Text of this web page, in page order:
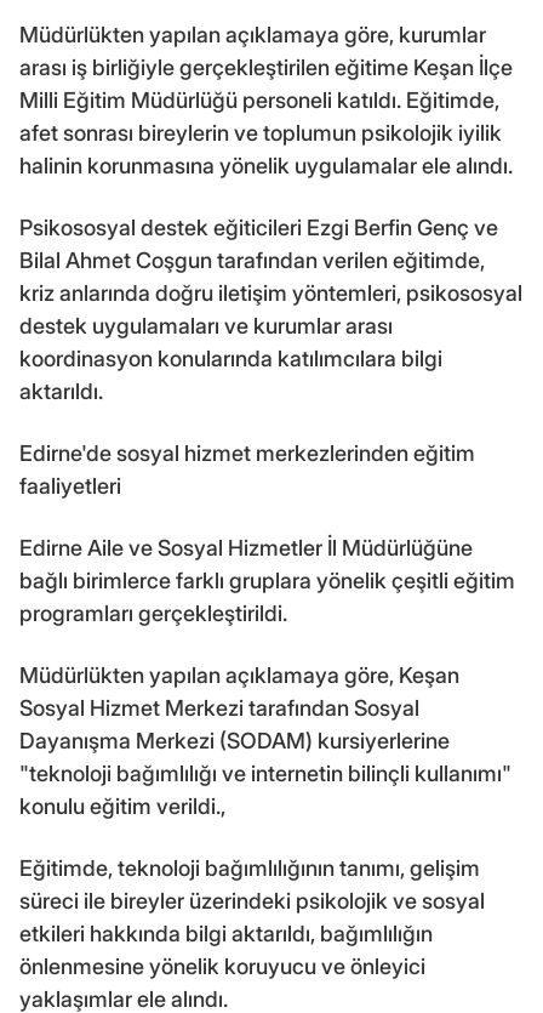
Müdürlükten yapılan açıklamaya göre, kurumlar
arası iş birliğiyle gerçekleştirilen eğitime Keşan İlçe
Milli Eğitim Müdürlüğü personeli katıldı. Eğitimde,
afet sonrası bireylerin ve toplumun psikolojik iyilik
halinin korunmasına yönelik uygulamalar ele alındı.
Psikososyal destek eğiticileri Ezgi Berfin Genç ve
Bilal Ahmet Coşgun tarafından verilen eğitimde,
kriz anlarında doğru iletişim yöntemleri, psikososyal
destek uygulamaları ve kurumlar arası
koordinasyon konularında katılımcılara bilgi
aktarıldı.
Edirne'de sosyal hizmet merkezlerinden eğitim
faaliyetleri
Edirne Aile ve Sosyal Hizmetler İl Müdürlüğüne
bağlı birimlerce farklı gruplara yönelik çeşitli eğitim
programları gerçekleştirildi.
Müdürlükten yapılan açıklamaya göre, Keşan
Sosyal Hizmet Merkezi tarafından Sosyal
Dayanışma Merkezi (SODAM) kursiyerlerine
"teknoloji bağımlılığı ve internetin bilinçli kullanımı"
konulu eğitim verildi.,
Eğitimde, teknoloji bağımlılığının tanımı, gelişim
süreci ile bireyler üzerindeki psikolojik ve sosyal
etkileri hakkında bilgi aktarıldı, bağımlılığın
önlenmesine yönelik koruyucu ve önleyici
yaklaşımlar ele alındı.